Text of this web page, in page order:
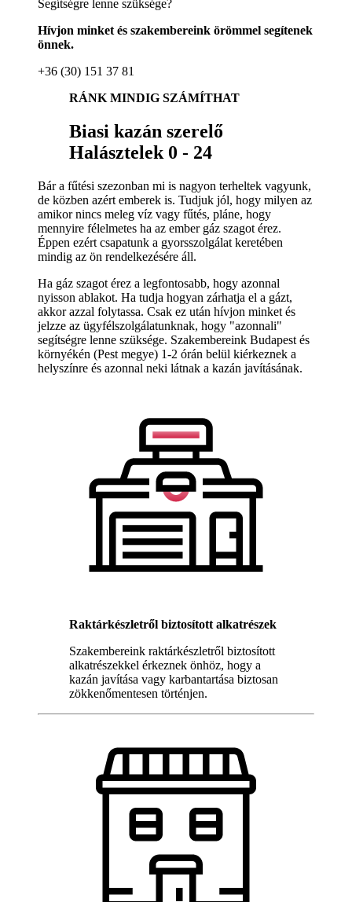
Segítségre lenne szüksége?
Hívjon minket és szakembereink örömmel segítenek
önnek.
+36 (30) 151 37 81
RÁNK MINDIG SZÁMÍTHAT
Biasi kazán szerelő
Halásztelek 0 - 24
Bár a fűtési szezonban mi is nagyon terheltek vagyunk,
de közben azért emberek is. Tudjuk jól, hogy milyen az
amikor nincs meleg víz vagy fűtés, pláne, hogy
mennyire félelmetes ha az ember gáz szagot érez.
Éppen ezért csapatunk a gyorsszolgálat keretében
mindig az ön rendelkezésére áll.
Ha gáz szagot érez a legfontosabb, hogy azonnal
nyisson ablakot. Ha tudja hogyan zárhatja el a gázt,
akkor azzal folytassa. Csak ez után hívjon minket és
jelzze az ügyfélszolgálatunknak, hogy "azonnali"
segítségre lenne szüksége. Szakembereink Budapest és
környékén (Pest megye) 1-2 órán belül kiérkeznek a
helyszínre és azonnal neki látnak a kazán javításának.
Raktárkészletről biztosított alkatrészek
Szakembereink raktárkészletről biztosított
alkatrészekkel érkeznek önhöz, hogy a
kazán javítása vagy karbantartása biztosan
zökkenőmentesen történjen.